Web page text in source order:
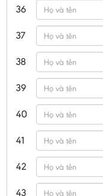
36
37
38
39
40
41
42
43